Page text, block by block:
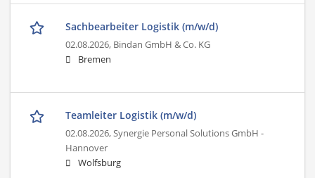
Sachbearbeiter Logistik (m/w/d)
02.08.2026, Bindan GmbH & Co. KG
Bremen
Teamleiter Logistik (m/w/d)
02.08.2026,Synergie Personal Solutions GmbH -
Hannover
Wolfsburg